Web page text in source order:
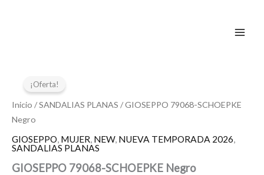
¡Oferta!
Inicio /SANDALIAS PLANAS / GIOSEPPO 79068-SCHOEPKE
Negro
GIOSEPPO, MUJER, NEW, NUEVA TEMPORADA 2026,
SANDALIAS PLANAS
GIOSEPPO 79068-SCHOEPKE Negro
originalactual
79068-
SCHOEPKE
Negro
cantidad